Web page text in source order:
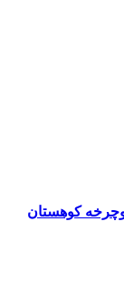
دسته بندی دوچرخه کوهستان